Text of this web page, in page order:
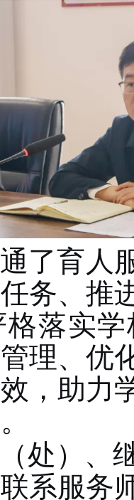
了育人
务、推
落实
理、优
，助力
处）、
系服务